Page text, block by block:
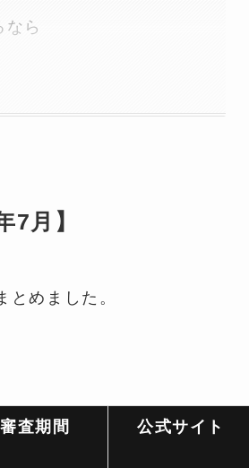
ら
月】
とめました。
審査期間 公式サイト